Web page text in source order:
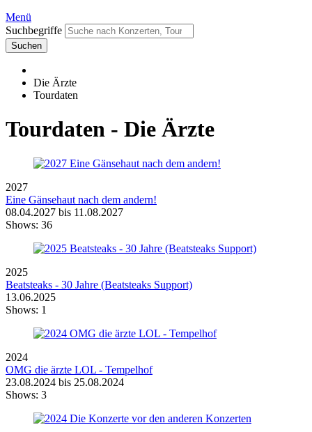
Menü
Suchbegriffe
Suchen
Die Ärzte
Tourdaten
Tourdaten - Die Ärzte
2027
Eine Gänsehaut nach dem andern!
08.04.2027 bis 11.08.2027
Shows: 36
2025
Beatsteaks - 30 Jahre (Beatsteaks Support)
13.06.2025
Shows: 1
2024
OMG die ärzte LOL - Tempelhof
23.08.2024 bis 25.08.2024
Shows: 3